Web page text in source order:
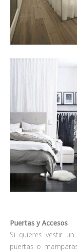
Puertas y Accesos
Si quieres vestir
puertas o